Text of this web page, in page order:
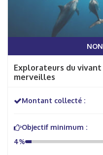
Explorateurs du
merveilles
Montant collecté :
Objectif minimum :
4%